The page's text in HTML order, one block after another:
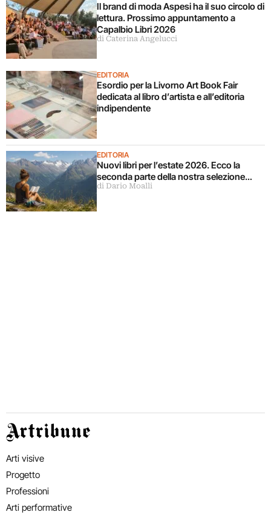
Il brand di moda Aspesi ha il suo circolo di
lettura. Prossimo appuntamento a
Capalbio Libri 2026
di Caterina Angelucci
EDITORIA
Esordio per la Livorno Art Book Fair
dedicata al libro d’artista e all’editoria
indipendente
EDITORIA
Nuovi libri per l’estate 2026. Ecco la
seconda parte della nostra selezione…
di Dario Moalli
Artribune
Arti visive
Progetto
Professioni
Arti performative